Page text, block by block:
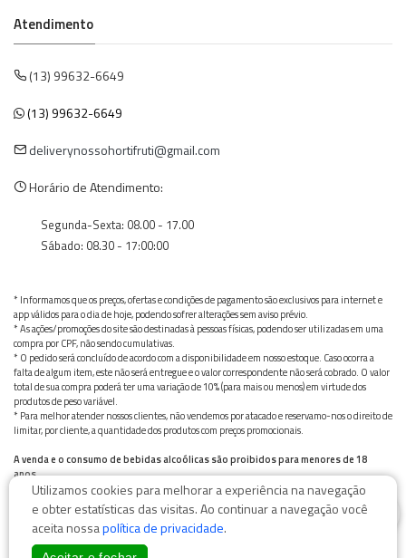
Atendimento
(13) 99632-6649
(13) 99632-6649
deliverynossohortifruti@gmail.com
Horário de Atendimento:
Segunda-Sexta: 08.00 - 17.00
Sábado: 08.30 - 17:00:00
* Informamos que os preços, ofertas e condições de pagamento são exclusivos para internet e
app válidos para o dia de hoje, podendo sofrer alterações sem aviso prévio.
* As ações/promoções do site são destinadas à pessoas físicas, podendo ser utilizadas em uma
compra por CPF, não sendo cumulativas.
* O pedido será concluído de acordo com a disponibilidade em nosso estoque. Caso ocorra a
falta de algum item, este não será entregue e o valor correspondente não será cobrado. O valor
total de sua compra poderá ter uma variação de 10% (para mais ou menos) em virtude dos
produtos de peso variável.
* Para melhor atender nossos clientes, não vendemos por atacado e reservamo-nos o direito de
limitar, por cliente, a quantidade dos produtos com preços promocionais.
A venda e o consumo de bebidas alcoólicas são proibidos para menores de 18
anos.
Bebida alcoólica pode causar dependência química e, em excesso, provoca graves males à saúde.
Beba com moderação
Utilizamos cookies para melhorar a experiência na navegação
e obter estatísticas das visitas. Ao continuar a navegação você
aceita nossapolítica de privacidade.